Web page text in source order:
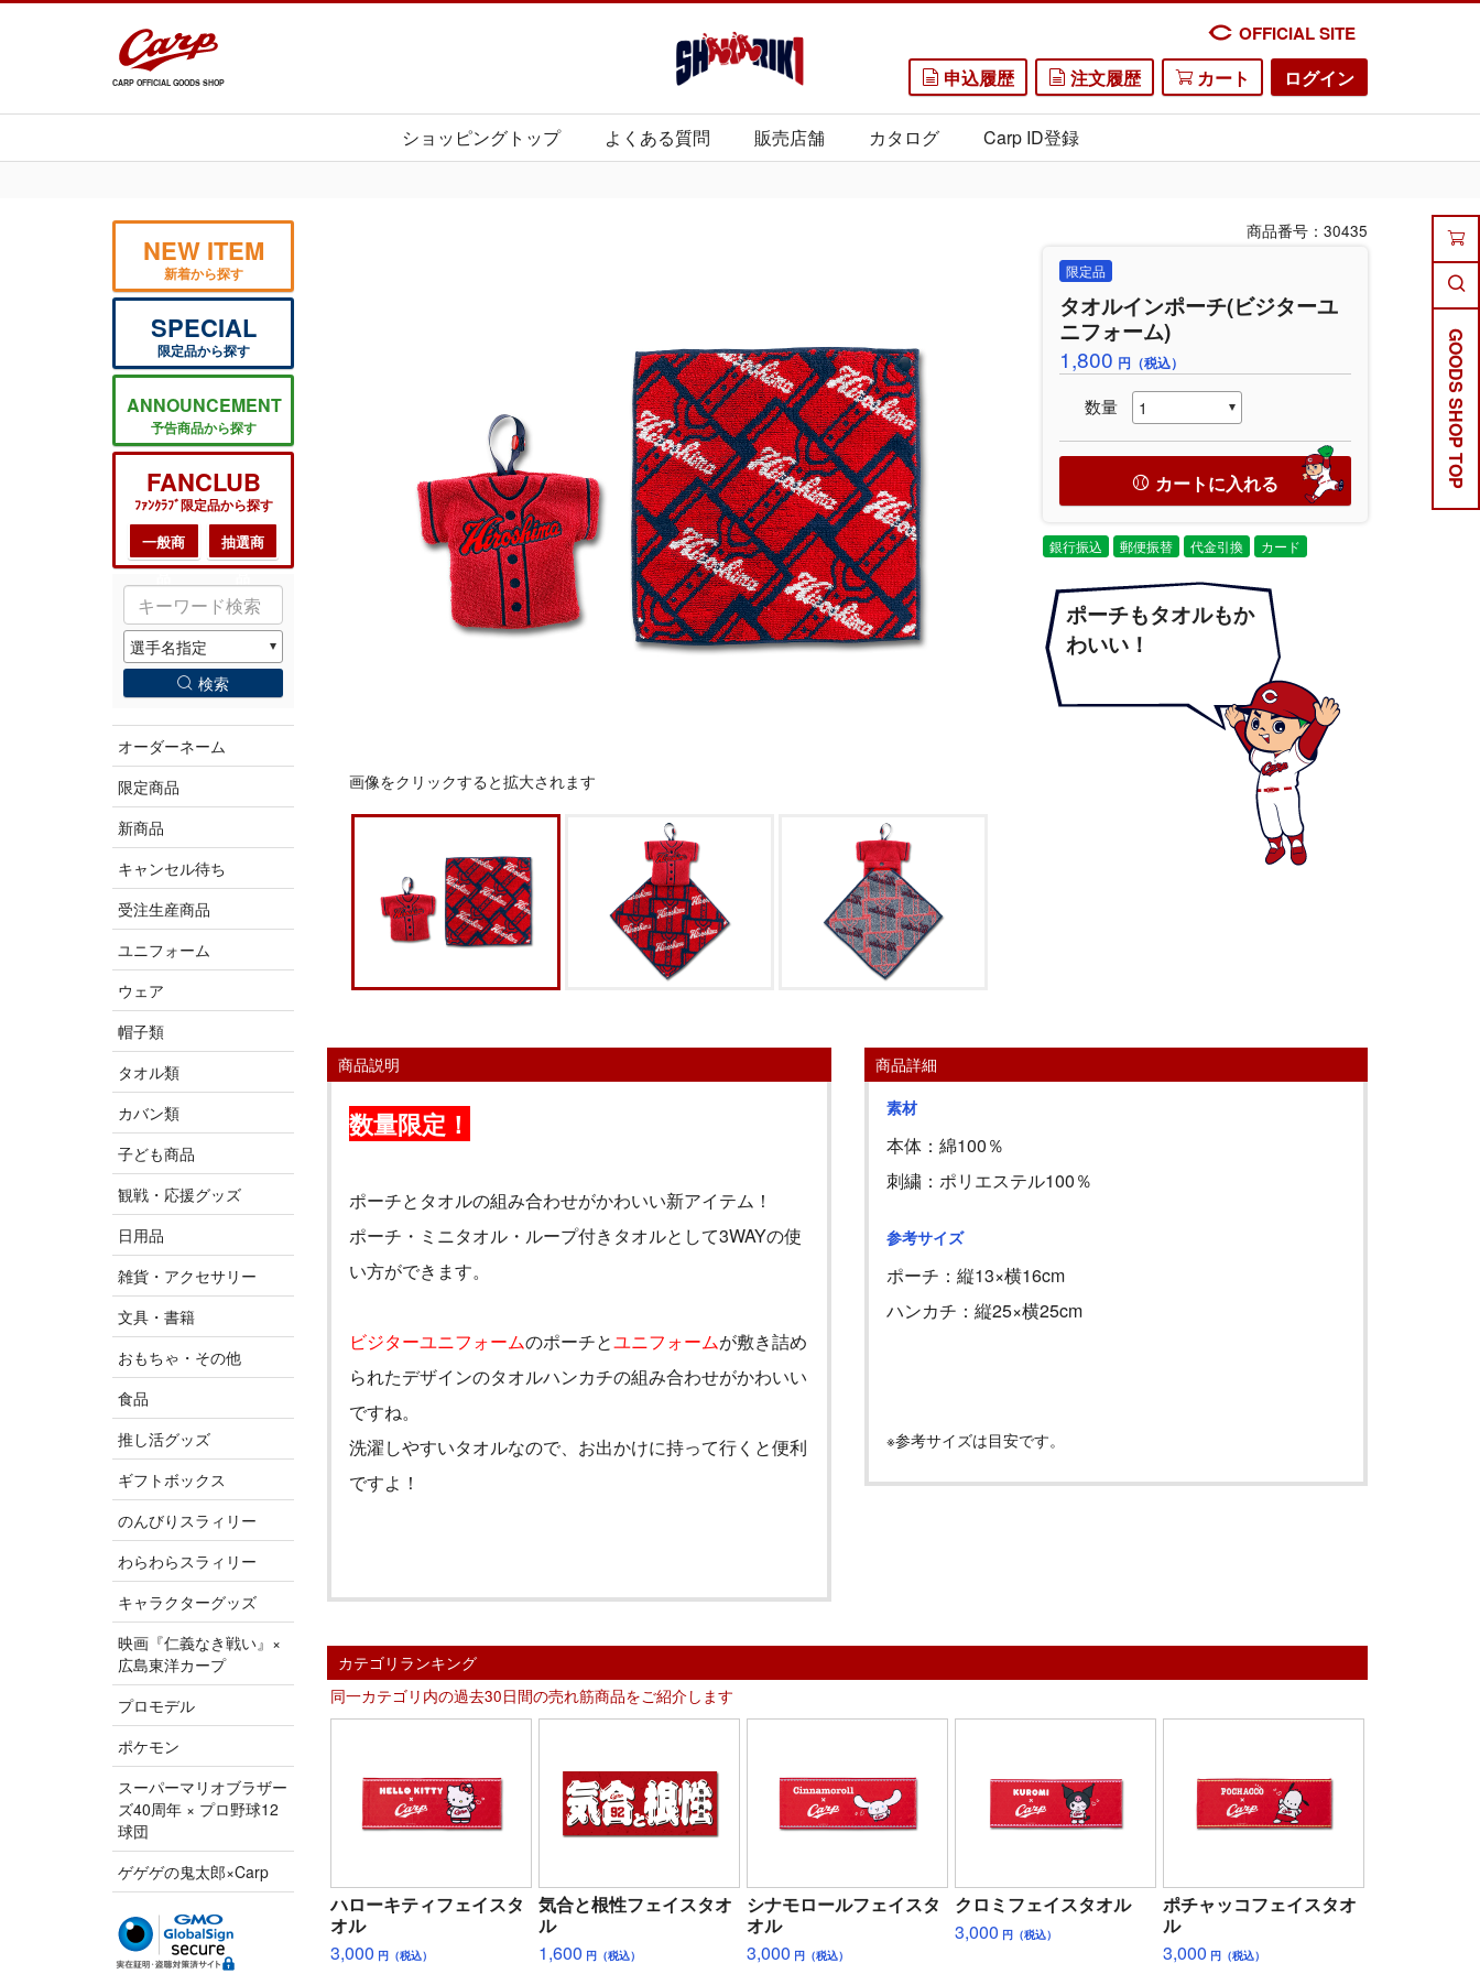
CARP OFFICIAL GOODS SHOP
OFFICIAL SITE
申込履歴 注文履歴 カート ログイン
ショッピングトップ よくある質問 販売店舗 カタログ Carp ID登録
NEW ITEM
新着から探す
SPECIAL
限定品から探す
ANNOUNCEMENT
予告商品から探す
FANCLUB
ﾌｧﾝｸﾗﾌﾞ限定品から探す
一般商
抽選商
検索
オーダーネーム
限定商品
新商品
キャンセル待ち
受注生産商品
ユニフォーム
ウェア
帽子類
タオル類
カバン類
子ども商品
観戦・応援グッズ
日用品
雑貨・アクセサリー
文具・書籍
おもちゃ・その他
食品
推し活グッズ
ギフトボックス
のんびりスラィリー
わらわらスラィリー
キャラクターグッズ
映画『仁義なき戦い』×
広島東洋カープ
プロモデル
ポケモン
スーパーマリオブラザー
ズ40周年 × プロ野球12
球団
ゲゲゲの鬼太郎×Carp
GOODS SHOP TOP
画像をクリックすると拡大されます
商品番号：30435
限定品
タオルインポーチ(ビジターユ
ニフォーム)
1,800 円（税込）
数量
カートに入れる
銀行振込 郵便振替 代金引換 カード
ポーチもタオルもか
わいい！
商品説明
数量限定！
ポーチとタオルの組み合わせがかわいい新アイテム！
ポーチ・ミニタオル・ループ付きタオルとして3WAYの使
い方ができます。
ビジターユニフォームのポーチとユニフォームが敷き詰め
られたデザインのタオルハンカチの組み合わせがかわいい
ですね。
洗濯しやすいタオルなので、お出かけに持って行くと便利
ですよ！
商品詳細
素材
本体：綿100％
刺繍：ポリエステル100％
参考サイズ
ポーチ：縦13×横16cm
ハンカチ：縦25×横25cm
※参考サイズは目安です。
カテゴリランキング
同一カテゴリ内の過去30日間の売れ筋商品をご紹介します
ハローキティフェイスタ
オル
3,000 円（税込）
気合と根性フェイスタオ
ル
1,600 円（税込）
シナモロールフェイスタ
オル
3,000 円（税込）
クロミフェイスタオル
3,000 円（税込）
ポチャッコフェイスタオ
ル
3,000 円（税込）